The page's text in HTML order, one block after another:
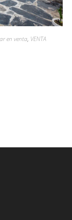
en venta, VENTA